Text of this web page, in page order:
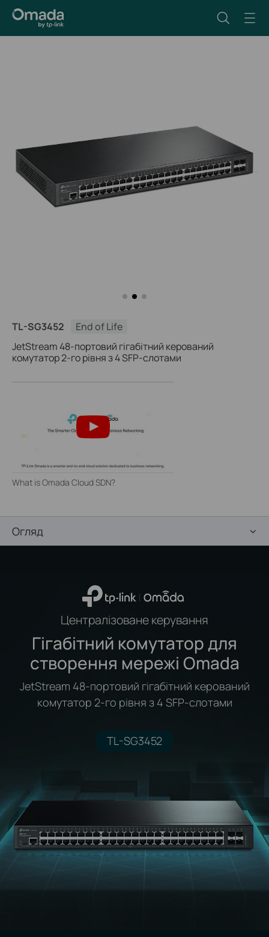
TL-SG3452
End of Life
JetStream 48-портовий гігабітний керований
комутатор 2-го рівня з 4 SFP-слотами
What is Omada Cloud SDN?
Огляд
Централізоване керування
Гігабітний комутатор для
створення мережі Omada
JetStream 48-портовий гігабітний керований
комутатор 2-го рівня з 4 SFP-слотами
TL-SG3452